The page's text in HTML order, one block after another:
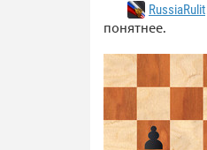
RussiaRulit
понятнее.